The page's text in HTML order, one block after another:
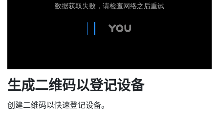
生成二维码以登记设备
创建二维码以快速登记设备。